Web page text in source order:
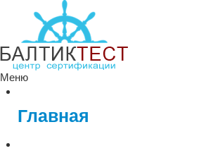
Меню
Главная